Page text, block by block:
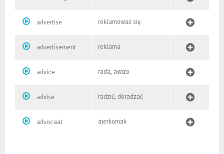
advertise reklamować się
advertisement reklama
advice rada, awizo
advise radzić, doradzać
advocaat ajerkoniak